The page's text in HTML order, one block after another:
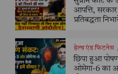
आपत्ति,
प्रतिबद्धता
हेल्थ एंड फिटनेस
छिपा हुआ
ओमेगा-6 का